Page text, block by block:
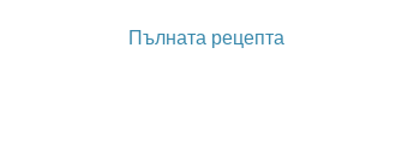
Пълната рецепта